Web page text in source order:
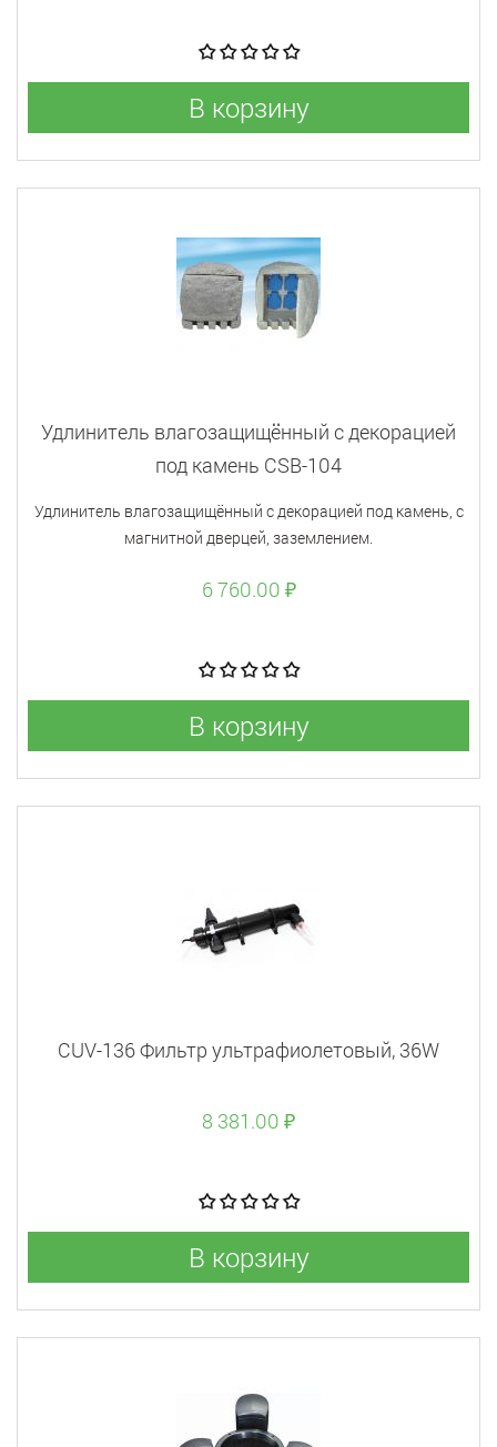
В корзину
Удлинитель влагозащищённый с декорацией
под камень CSB-104
Удлинитель влагозащищённый с декорацией под камень, с
магнитной дверцей, заземлением.
6 760.00 ₽
В корзину
CUV-136 Фильтр ультрафиолетовый, 36W
8 381.00 ₽
В корзину